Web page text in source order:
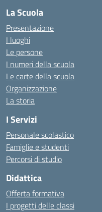
La Scuola
Presentazione
I luoghi
Le persone
I numeri della scuola
Le carte della scuola
Organizzazione
La storia
I Servizi
Personale scolastico
Famiglie e studenti
Percorsi di studio
Didattica
Offerta formativa
I progetti delle classi